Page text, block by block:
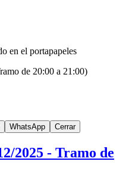
en el portapapeles
de 20:00 a 21:00)
WhatsApp Cerrar
2025 - Tramo de